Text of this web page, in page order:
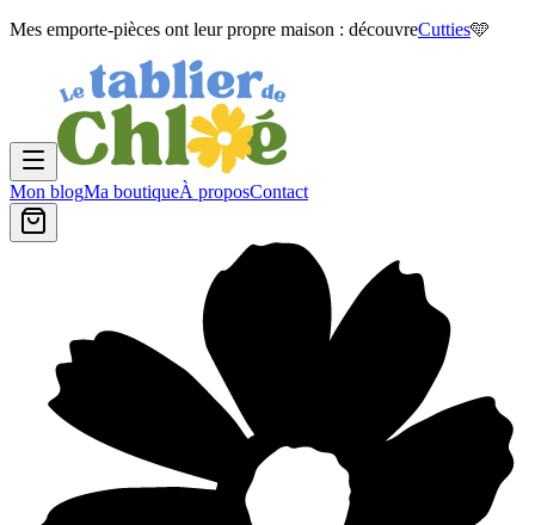
Mes emporte-pièces ont leur propre maison : découvreCutties🩵
Mon blogMa boutiqueÀ proposContact